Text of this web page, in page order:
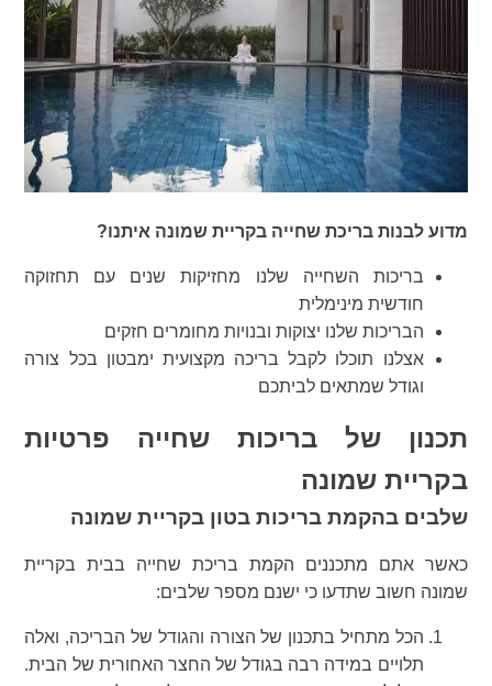
מדוע לבנות בריכת שחייה בקריית שמונה איתנו?
בריכות השחייה שלנו מחזיקות שנים עם תחזוקה
חודשית מינימלית
הבריכות שלנו יצוקות ובנויות מחומרים חזקים
אצלנו תוכלו לקבל בריכה מקצועית ימבטון בכל צורה
וגודל שמתאים לביתכם
תכנון של בריכות שחייה פרטיות
בקריית שמונה
שלבים בהקמת בריכות בטון בקריית שמונה
כאשר אתם מתכננים הקמת בריכת שחייה בבית בקריית
שמונה חשוב שתדעו כי ישנם מספר שלבים:
הכל מתחיל בתכנון של הצורה והגודל של הבריכה, ואלה
תלויים במידה רבה בגודל של החצר האחורית של הבית.